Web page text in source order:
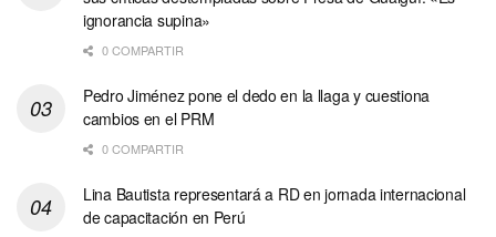
ignorancia supina»
0 COMPARTIR
Pedro Jiménez pone el dedo en la llaga y cuestiona
cambios en el PRM
0 COMPARTIR
Lina Bautista representará a RD en jornada internacional
de capacitación en Perú